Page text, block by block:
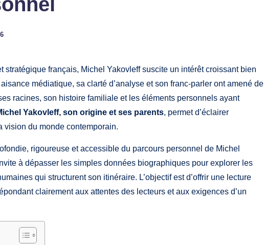
stratégique français, Michel Yakovleff suscite un intérêt croissant bien
médiatique, sa clarté d’analyse et son franc-parler ont amené de
racines, son histoire familiale et les éléments personnels ayant
Yakovleff, son origine et ses parents, permet d’éclairer
vision du monde contemporain.
rigoureuse et accessible du parcours personnel de Michel
à dépasser les simples données biographiques pour explorer les
qui structurent son itinéraire. L’objectif est d’offrir une lecture
clairement aux attentes des lecteurs et aux exigences d’un